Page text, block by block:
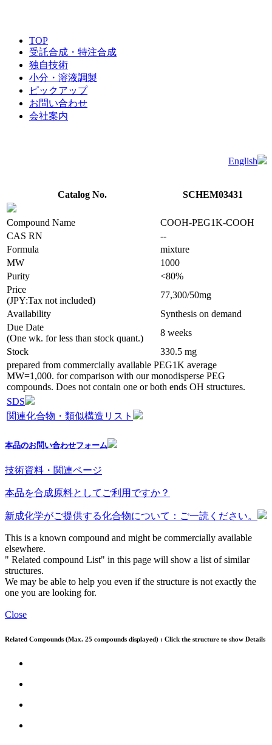
TOP
受託合成・特注合成
独自技術
小分・溶液調製
ピックアップ
お問い合わせ
会社案内
English
Catalog No. SCHEM03431
Compound Name
COOH-PEG1K-COOH
CAS RN
--
Formula
mixture
MW
1000
Purity
<80%
Price
(JPY:Tax not included)
77,300/50mg
Availability
Synthesis on demand
Due Date
(One wk. for less than stock quant.)
8 weeks
Stock
330.5 mg
prepared from commercially available PEG1K average
MW=1,000. for comparison with our monodisperse PEG
compounds. Does not contain one or both ends OH structures.
SDS
関連化合物・類似構造リスト
本品のお問い合わせフォーム
技術資料・関連ページ
本品を合成原料としてご利用ですか？
新成化学がご提供する化合物について：ご一読ください。
This is a known compound and might be commercially available
elsewhere.
" Related compound List" in this page will show a list of similar
structures.
We may be able to help you even if the structure is not exactly the
one you are looking for.
Close
Related Compounds (Max. 25 compounds displayed) : Click the structure to show Details